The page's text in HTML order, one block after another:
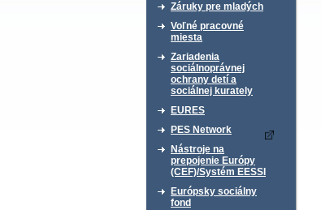
Záruky pre mladých
Voľné pracovné
miesta
Zariadenia
sociálnoprávnej
ochrany detí a
sociálnej kurately
EURES
PES Network
Nástroje na
prepojenie Európy
(CEF)/Systém EESSI
Európsky sociálny
fond